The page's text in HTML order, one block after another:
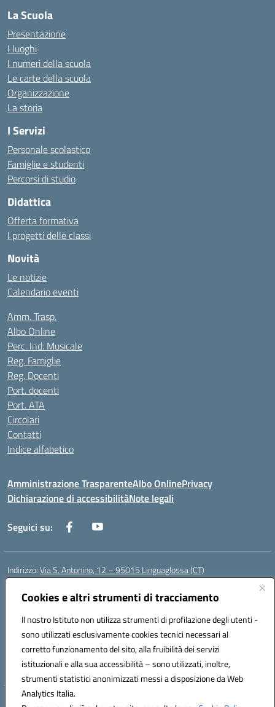
Cookies e altri strumenti di tracciamento
Il nostro Istituto non utilizza strumenti di profilazione degli utenti -
sono utilizzati esclusivamente cookies tecnici necessari al
corretto funzionamento del sito, alla fruibilità dei servizi
istituzionali e alla sua accessibilità – sono utilizzati, inoltre,
strumenti statistici anonimizzati messi a disposizione da Web
Analytics Italia.
La Scuola
Presentazione
I luoghi
I numeri della scuola
Le carte della scuola
Organizzazione
La storia
I Servizi
Personale scolastico
Famiglie e studenti
Percorsi di studio
Didattica
Offerta formativa
I progetti delle classi
Novità
Le notizie
Calendario eventi
Amm. Trasp.
Albo Online
Perc. Ind. Musicale
Reg. Famiglie
Reg. Docenti
Port. docenti
Port. ATA
Circolari
Contatti
Indice alfabetico
Amministrazione TrasparenteAlbo OnlinePrivacy
Dichiarazione di accessibilitàNote legali
Seguici su:
Indirizzo:Via S. Antonino, 12 – 95015 Linguaglossa (CT)
Centralino:
Posta elettronica certificata (PEC):ctic83200r@pec.istruzione.it
Codice fiscale: 83002470876
Codice meccanografico:CTIC83200R
Codice Indice delle Pubbliche Amministrazioni (IPA): istsc_CTIC83200R
Codice unico di fatturazione (CUF): UF7TEB
Hosting & Powered by 3D Solution S.r.l.